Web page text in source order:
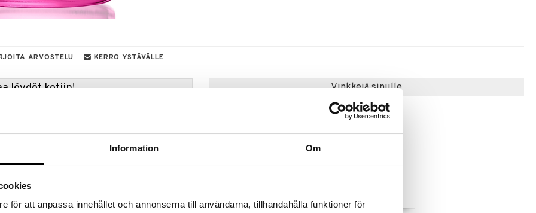
Information Om
för att anpassa innehållet och annonserna till användarna, tillhandahålla funktioner för
ARVOSTELU KERRO YSTÄVÄLLE
löydöt kotiin!
31.8.2026 asti mutta ole nopea -
Vinkkejä sinulle